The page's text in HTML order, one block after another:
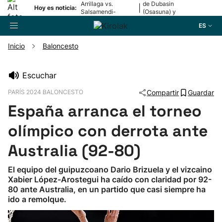
Hoy es noticia:
Arrillaga vs.
Salsamendi-
Bergara y Erasun
vs. Gaminde
de Dubasin
(Osasuna) y
ES
Pelota
Remo
Baloncesto
Ciclismo
Inicio Baloncesto
Escuchar
PARÍS 2024 BALONCESTO Compartir Guardar
España arranca el torneo
olímpico con derrota ante
Australia (92-80)
El equipo del guipuzcoano Dario Brizuela y el vizcaino
Xabier López-Arostegui ha caído con claridad por 92-
80 ante Australia, en un partido que casi siempre ha
ido a remolque.